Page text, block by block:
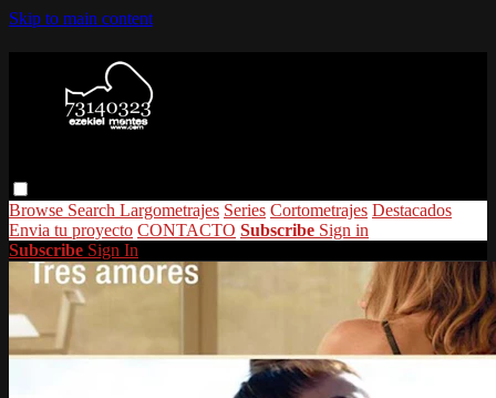
Skip to main content
Browse Search Largometrajes Series Cortometrajes Destacados
Envia tu proyecto CONTACTO Subscribe Sign in
Subscribe Sign In